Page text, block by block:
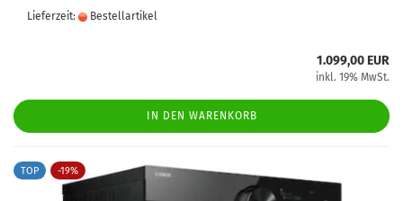
Lieferzeit: Bestellartikel
1.099,00 EUR
inkl. 19% MwSt.
IN DEN WARENKORB
TOP -19%